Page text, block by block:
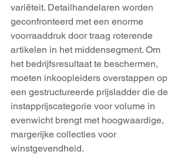
variëteit. Detailhandelaren worden
geconfronteerd met een enorme
voorraaddruk door traag roterende
artikelen in het middensegment. Om
het bedrijfsresultaat te beschermen,
moeten inkoopleiders overstappen op
een gestructureerde prijsladder die de
instapprijscategorie voor volume in
evenwicht brengt met hoogwaardige,
margerijke collecties voor
winstgevendheid.